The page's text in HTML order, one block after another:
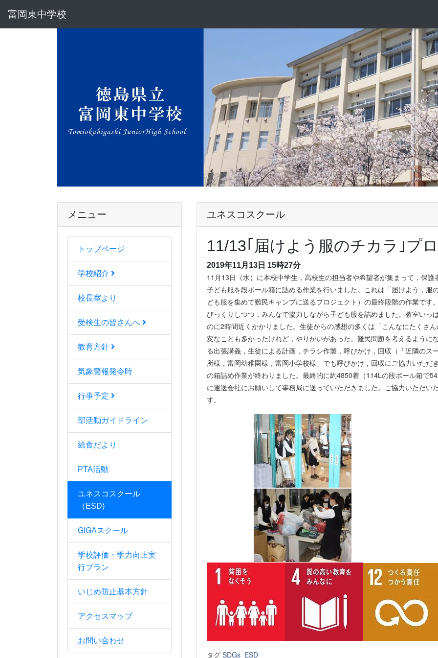
富岡東中学校
メニュー
トップページ
学校紹介
校長室より
受検生の皆さんへ
教育方針
気象警報発令時
行事予定
部活動ガイドライン
給食だより
PTA活動
ユネスコスクール
（ESD)
GIGAスクール
学校評価・学力向上実
行プラン
いじめ防止基本方針
アクセスマップ
お問い合わせ
ユネスコスクール
11/13｢届けよう服のチカラ｣プ
2019年11月13日 15時27分
11月13日（水）に本校中学生，高校生の担当者や希望者が集まって，保
子ども服を段ボール箱に詰める作業を行いました。これは「届けよう，服
ども服を集めて難民キャンプに送るプロジェクト）の最終段階の作業で
びっくりしつつ，みんなで協力しながら子ども服を詰めました。教室いっ
のに2時間近くかかりました。生徒からの感想の多くは「こんなにたくさ
変なことも多かったけれど，やりがいがあった。難民問題を考えるよう
る出張講義，生徒による計画，チラシ作製，呼びかけ，回収（「近隣の
所様，富岡幼稚園様，富岡小学校様」でも呼びかけ，回収にご協力いた
の箱詰め作業が終わりました。最終的に約4850着（114Lの段ボール箱で
に運送会社にお願いして事務局に送っていただきました。ご協力いただ
す。
タグ SDGs ESD